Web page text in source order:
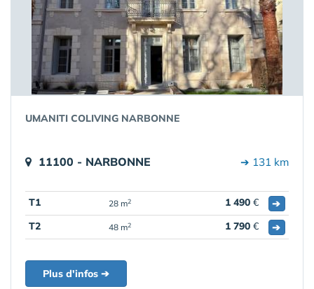
UMANITI COLIVING NARBONNE
11100 - NARBONNE ➔ 131 km
T1 28 m2 1 490 €
➔
T2
48 m2 1 790 € ➔
Plus d'infos ➔